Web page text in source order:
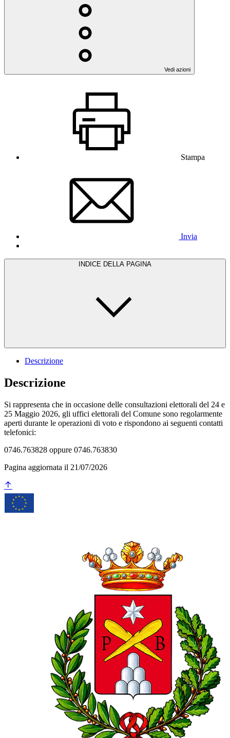
Vedi azioni
Stampa
Invia
INDICE DELLA PAGINA
Descrizione
Descrizione
Si rappresenta che in occasione delle consultazioni elettorali del 24 e
25 Maggio 2026, gli uffici elettorali del Comune sono regolarmente
aperti durante le operazioni di voto e rispondono ai seguenti contatti
telefonici:
0746.763828 oppure 0746.763830
Pagina aggiornata il 21/07/2026